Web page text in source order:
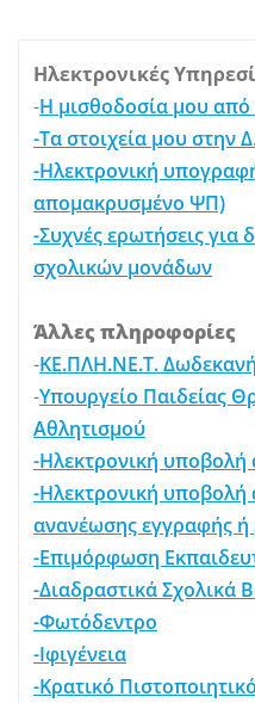
Ηλεκτρονικές
-Η μισθοδοσία μου
-Τα στοιχεία μου στην
-Ηλεκτρονική
απομακρυσμένο ΨΠ)
-Συχνές ερωτήσεις για
σχολικών μονάδων
Άλλες πληροφορίες
-ΚΕ.ΠΛΗ.ΝΕ.Τ.
-Υπουργείο Παιδείας
Αθλητισμού
-Ηλεκτρονική
-Ηλεκτρονική υποβολή
ανανέωσης εγγραφής ή
-Επιμόρφωση
-Διαδραστικά Σχολικά
-Φωτόδεντρο
-Ιφιγένεια
-Κρατικό